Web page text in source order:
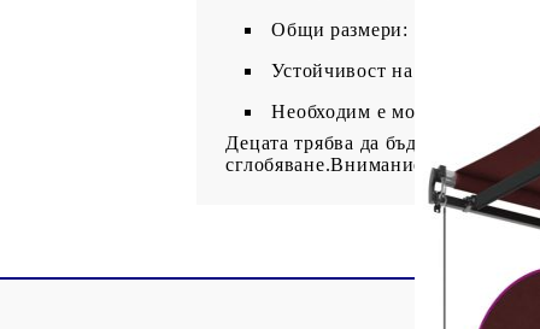
Общи размери: 400 x 300
Устойчивост на вода и
Необходим е монтаж
Децата трябва да бъдат
сглобяване.Внимание: Прочетете